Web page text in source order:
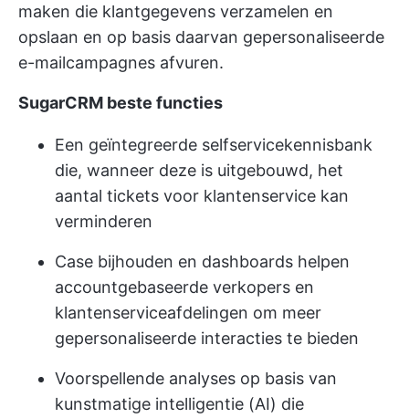
maken die klantgegevens verzamelen en
opslaan en op basis daarvan gepersonaliseerde
e-mailcampagnes afvuren.
SugarCRM beste functies
Een geïntegreerde selfservicekennisbank
die, wanneer deze is uitgebouwd, het
aantal tickets voor klantenservice kan
verminderen
Case bijhouden en dashboards helpen
accountgebaseerde verkopers en
klantenserviceafdelingen om meer
gepersonaliseerde interacties te bieden
Voorspellende analyses op basis van
kunstmatige intelligentie (AI) die